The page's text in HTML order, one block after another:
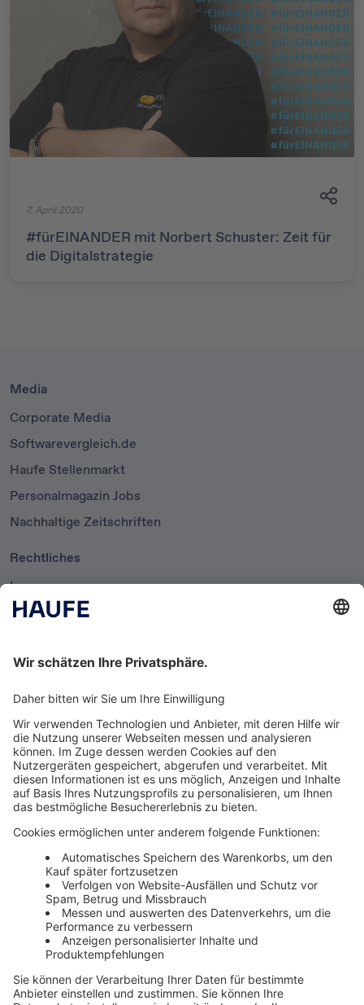
7. April 2020
#fürEINANDER mit Norbert Schuster: Zeit für
die Digitalstrategie
Media
Corporate Media
Softwarevergleich.de
Haufe Stellenmarkt
Personalmagazin Jobs
Nachhaltige Zeitschriften
Rechtliches
Impressum
Datenschutzerklärung
AGB
Newsletter
Media News
Haufe Media Sales
Alle Werbeformen, Werbeträger und Zielmärkte an einem
Ort. Haufe Media Sales bietet Ihnen einen breiten
Überblick um Werbemaßnahmen unkompliziert zu
buchen und schnell umzusetzen.